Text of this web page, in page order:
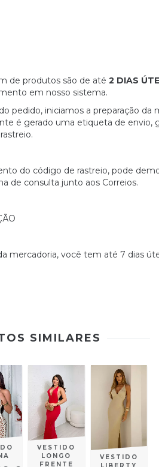
de produtos são de até 2 DIAS
em nosso sistema.
pedido, iniciamos a preparação da
é gerado uma etiqueta de envio,
do código de rastreio, pode
de consulta junto aos Correios.
mercadoria, você tem até 7 dias
SIMILARES
VESTIDO
LONGO
FRENTE
VESTIDO